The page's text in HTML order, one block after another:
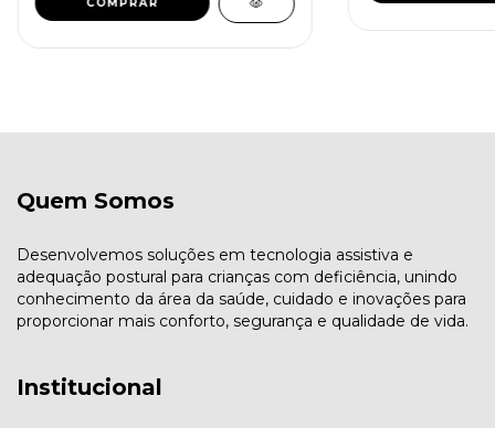
Quem Somos
Desenvolvemos soluções em tecnologia assistiva e
adequação postural para crianças com deficiência, unindo
conhecimento da área da saúde, cuidado e inovações para
proporcionar mais conforto, segurança e qualidade de vida.
Institucional